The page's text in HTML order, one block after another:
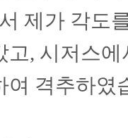
제가 각도
고, 시저스
여 격추하였